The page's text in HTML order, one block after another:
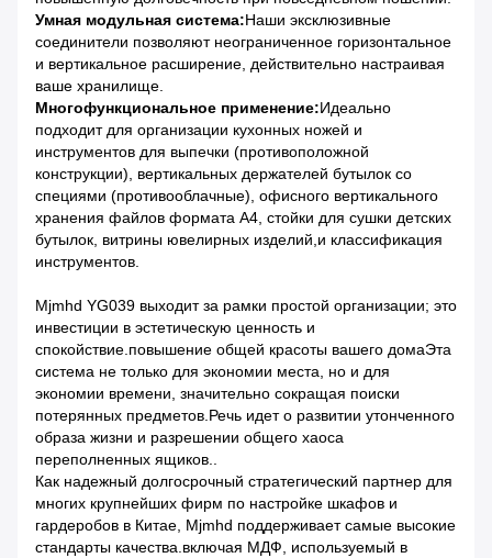
Умная модульная система:Наши эксклюзивные
соединители позволяют неограниченное горизонтальное
и вертикальное расширение, действительно настраивая
ваше хранилище.
Многофункциональное применение:Идеально
подходит для организации кухонных ножей и
инструментов для выпечки (противоположной
конструкции), вертикальных держателей бутылок со
специями (противооблачные), офисного вертикального
хранения файлов формата А4, стойки для сушки детских
бутылок, витрины ювелирных изделий,и классификация
инструментов.
Mjmhd YG039 выходит за рамки простой организации; это
инвестиции в эстетическую ценность и
спокойствие.повышение общей красоты вашего домаЭта
система не только для экономии места, но и для
экономии времени, значительно сокращая поиски
потерянных предметов.Речь идет о развитии утонченного
образа жизни и разрешении общего хаоса
переполненных ящиков..
Как надежный долгосрочный стратегический партнер для
многих крупнейших фирм по настройке шкафов и
гардеробов в Китае, Mjmhd поддерживает самые высокие
стандарты качества.включая МДФ, используемый в